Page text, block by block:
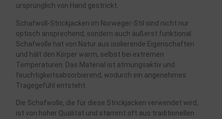
ursprünglich von Hand gestrickt.
Schafwoll-Strickjacken im Norweger-Stil sind nicht nur
optisch ansprechend, sondern auch äußerst funktional.
Schafwolle hat von Natur aus isolierende Eigenschaften
und hält den Körper warm, selbst bei extremen
Temperaturen. Das Material ist atmungsaktiv und
feuchtigkeitsabsorbierend, wodurch ein angenehmes
Tragegefühl entsteht.
Die Schafwolle, die für diese Strickjacken verwendet wird,
ist von hoher Qualität und stammt oft aus traditionellen